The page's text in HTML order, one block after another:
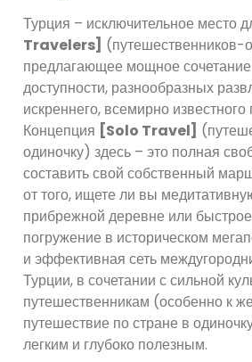
Турция – исключительное место
Travelers] (путешественников-
предлагающее мощное сочетание
доступности, разнообразных
искреннего, всемирно известного
Концепция [Solo Travel]
одиночку) здесь – это полная
составить свой собственный
от того, ищете ли вы
прибрежной деревне или быстрое
погружение в историческом
и эффективная сеть
Турции, в сочетании с сильной
путешественникам (особенно к
путешествие по стране в
легким и глубоко полезным.